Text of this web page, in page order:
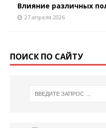
Влияние различных
27 апреля 2026
ПОИСК ПО САЙТУ